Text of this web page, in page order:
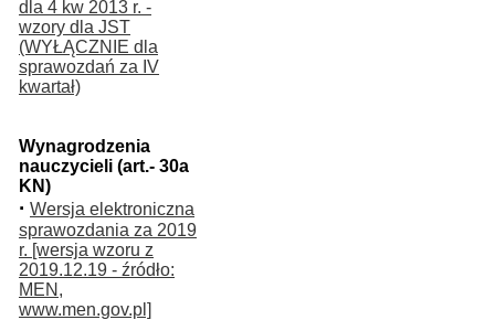
dla 4 kw 2013 r. -
wzory dla JST
(WYŁĄCZNIE dla
sprawozdań za IV
kwartał)
Wynagrodzenia
nauczycieli (art.- 30a
KN)
· Wersja elektroniczna
sprawozdania za 2019
r. [wersja wzoru z
2019.12.19 - źródło:
MEN,
www.men.gov.pl]